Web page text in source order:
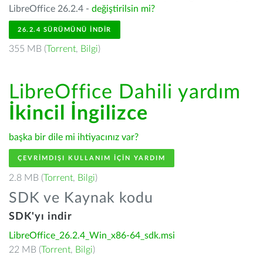
LibreOffice 26.2.4 - değiştirilsin mi?
26.2.4 SÜRÜMÜNÜ İNDIR
355 MB (Torrent, Bilgi)
LibreOffice Dahili yardım
İkincil İngilizce
başka bir dile mi ihtiyacınız var?
ÇEVRIMDIŞI KULLANIM IÇIN YARDIM
2.8 MB (Torrent, Bilgi)
SDK ve Kaynak kodu
SDK'yı indir
LibreOffice_26.2.4_Win_x86-64_sdk.msi
22 MB (Torrent, Bilgi)